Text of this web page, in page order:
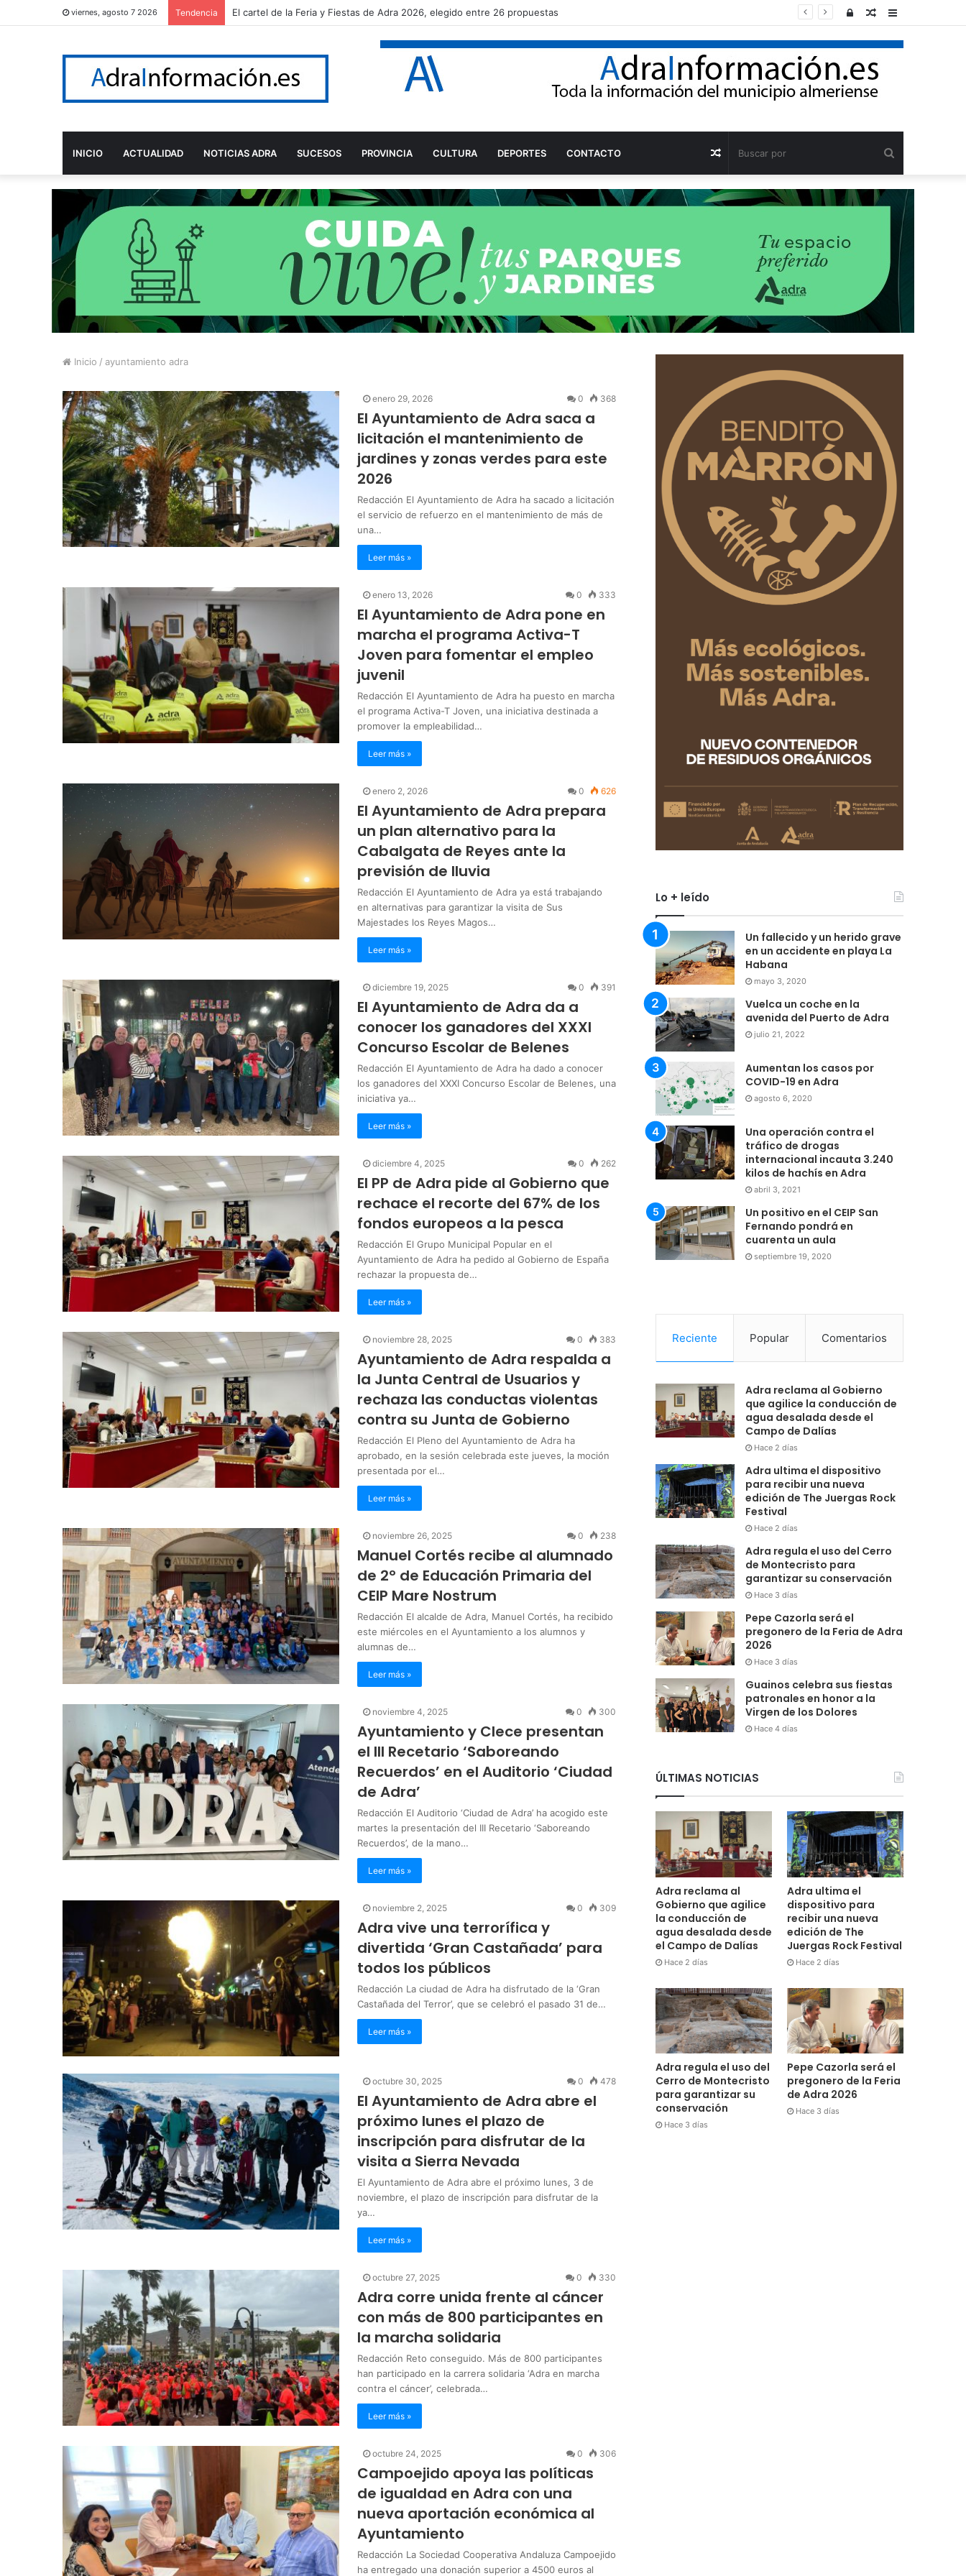
viernes, agosto 7 2026 Tendencia Adra reconoce a Álvaro Rodríguez tras proclamarse campeón del mundo júnior de Snipe Barra
Publicación
azar
Acceso
INICIO ACTUALIDAD NOTICIAS ADRA SUCESOS PROVINCIA CULTURA DEPORTES CONTACTO
por
Publicación
al
Inicio / ayuntamiento adra
enero 29, 2026 0 368
El Ayuntamiento de Adra saca a
licitación el mantenimiento de
jardines y zonas verdes para este
2026
Redacción El Ayuntamiento de Adra ha sacado a licitación
el servicio de refuerzo en el mantenimiento de más de
una…
Leer más »
enero 13, 2026 0 333
El Ayuntamiento de Adra pone en
marcha el programa Activa-T
Joven para fomentar el empleo
juvenil
Redacción El Ayuntamiento de Adra ha puesto en marcha
el programa Activa-T Joven, una iniciativa destinada a
promover la empleabilidad…
Leer más »
enero 2, 2026 0 626
El Ayuntamiento de Adra prepara
un plan alternativo para la
Cabalgata de Reyes ante la
previsión de lluvia
Redacción El Ayuntamiento de Adra ya está trabajando
en alternativas para garantizar la visita de Sus
Majestades los Reyes Magos…
Leer más »
diciembre 19, 2025 0 391
El Ayuntamiento de Adra da a
conocer los ganadores del XXXI
Concurso Escolar de Belenes
Redacción El Ayuntamiento de Adra ha dado a conocer
los ganadores del XXXI Concurso Escolar de Belenes, una
iniciativa ya…
Leer más »
diciembre 4, 2025 0 262
El PP de Adra pide al Gobierno que
rechace el recorte del 67% de los
fondos europeos a la pesca
Redacción El Grupo Municipal Popular en el
Ayuntamiento de Adra ha pedido al Gobierno de España
rechazar la propuesta de…
Leer más »
noviembre 28, 2025 0 383
Ayuntamiento de Adra respalda a
la Junta Central de Usuarios y
rechaza las conductas violentas
contra su Junta de Gobierno
Redacción El Pleno del Ayuntamiento de Adra ha
aprobado, en la sesión celebrada este jueves, la moción
presentada por el…
Leer más »
noviembre 26, 2025 0 238
Manuel Cortés recibe al alumnado
de 2º de Educación Primaria del
CEIP Mare Nostrum
Redacción El alcalde de Adra, Manuel Cortés, ha recibido
este miércoles en el Ayuntamiento a los alumnos y
alumnas de…
Leer más »
noviembre 4, 2025 0 300
Ayuntamiento y Clece presentan
el III Recetario ‘Saboreando
Recuerdos’ en el Auditorio ‘Ciudad
de Adra’
Redacción El Auditorio ‘Ciudad de Adra’ ha acogido este
martes la presentación del III Recetario ‘Saboreando
Recuerdos’, de la mano…
Leer más »
noviembre 2, 2025 0 309
Adra vive una terrorífica y
divertida ‘Gran Castañada’ para
todos los públicos
Redacción La ciudad de Adra ha disfrutado de la ‘Gran
Castañada del Terror’, que se celebró el pasado 31 de…
Leer más »
octubre 30, 2025 0 478
El Ayuntamiento de Adra abre el
próximo lunes el plazo de
inscripción para disfrutar de la
visita a Sierra Nevada
El Ayuntamiento de Adra abre el próximo lunes, 3 de
noviembre, el plazo de inscripción para disfrutar de la
ya…
Leer más »
octubre 27, 2025 0 330
Adra corre unida frente al cáncer
con más de 800 participantes en
la marcha solidaria
Redacción Reto conseguido. Más de 800 participantes
han participado en la carrera solidaria ‘Adra en marcha
contra el cáncer’, celebrada…
Leer más »
octubre 24, 2025 0 306
Campoejido apoya las políticas
de igualdad en Adra con una
nueva aportación económica al
Ayuntamiento
Redacción La Sociedad Cooperativa Andaluza Campoejido
ha entregado una donación superior a 4500 euros al
Lo + leído
Un fallecido y un herido grave
en un accidente en playa La
Habana
mayo 3, 2020
Vuelca un coche en la
avenida del Puerto de Adra
julio 21, 2022
Aumentan los casos por
COVID-19 en Adra
agosto 6, 2020
Una operación contra el
tráfico de drogas
internacional incauta 3.240
kilos de hachís en Adra
abril 3, 2021
Un positivo en el CEIP San
Fernando pondrá en
cuarenta un aula
septiembre 19, 2020
Reciente Popular Comentarios
Adra reclama al Gobierno
que agilice la conducción de
agua desalada desde el
Campo de Dalías
Hace 2 días
Adra ultima el dispositivo
para recibir una nueva
edición de The Juergas Rock
Festival
Hace 2 días
Adra regula el uso del Cerro
de Montecristo para
garantizar su conservación
Hace 3 días
Pepe Cazorla será el
pregonero de la Feria de Adra
2026
Hace 3 días
Guainos celebra sus fiestas
patronales en honor a la
Virgen de los Dolores
Hace 4 días
ÚLTIMAS NOTICIAS
Adra reclama al
Gobierno que agilice
la conducción de
agua desalada desde
el Campo de Dalías
Hace 2 días
Adra ultima el
dispositivo para
recibir una nueva
edición de The
Juergas Rock Festival
Hace 2 días
Adra regula el uso del
Cerro de Montecristo
para garantizar su
conservación
Hace 3 días
Pepe Cazorla será el
pregonero de la Feria
de Adra 2026
Hace 3 días